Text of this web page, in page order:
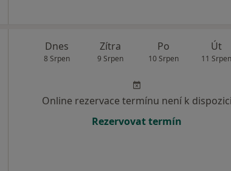
Dnes
8 Srpen
Zítra
9 Srpen
Po
10 Srpen
Út
11 Srpen
Online rezervace termínu není k dispozici
Rezervovat termín